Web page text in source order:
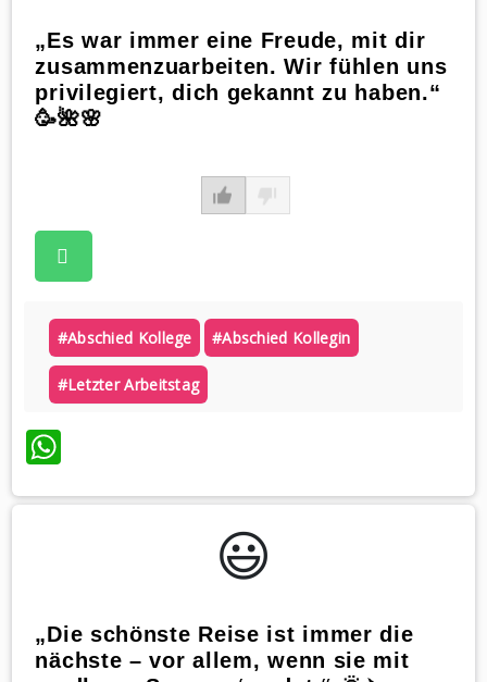
„Es war immer eine Freude, mit dir
zusammenzuarbeiten. Wir fühlen uns
privilegiert, dich gekannt zu haben.“
🥳🌺🌸
#abschied Kollege #abschied Kollegin
#letzter Arbeitstag
WhatsApp
😃️
„Die schönste Reise ist immer die
nächste – vor allem, wenn sie mit